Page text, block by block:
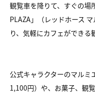
観覧車を降りて、すぐの場
PLAZA」（レッドホース
り、気軽にカフェができる
公式キャラクターのマル
1,100円）や、お菓子、観